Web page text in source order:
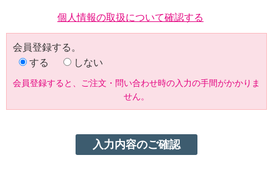
個人情報の取扱について確認する
会員登録する。
する
しない
会員登録すると、ご注文・問い合わせ時の入力の手間がかかりま
せん。